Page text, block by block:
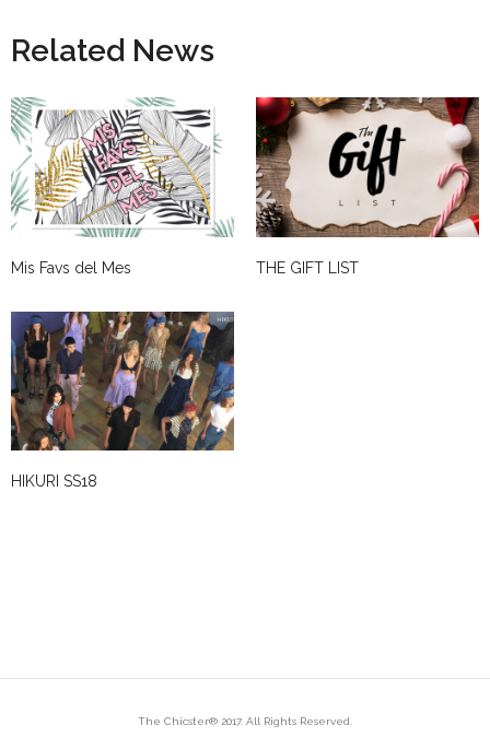
Related News
Mis Favs del Mes THE GIFT LIST
HIKURI SS18
The Chicster® 2017. All Rights Reserved.